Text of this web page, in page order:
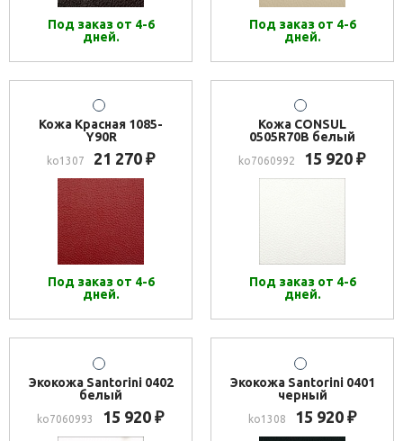
Под заказ от 4-6
дней.
Под заказ от 4-6
дней.
Кожа Красная 1085-
Y90R
ko1307 21 270 ₽
Под заказ от 4-6
дней.
Кожа CONSUL
0505R70B белый
ko7060992 15 920 ₽
Под заказ от 4-6
дней.
Экокожа Santorini 0402
белый
ko7060993 15 920 ₽
Экокожа Santorini 0401
черный
ko1308 15 920 ₽